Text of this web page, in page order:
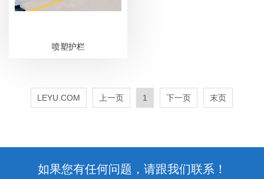
喷塑护栏
LEYU.COM 上一页 1 下一页 末页
如果您有任何问题，请跟我们联系！